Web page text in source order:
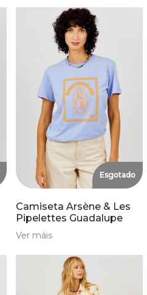
Esgotado
Camiseta Arsène & Les
Pipelettes Guadalupe
Ver máis